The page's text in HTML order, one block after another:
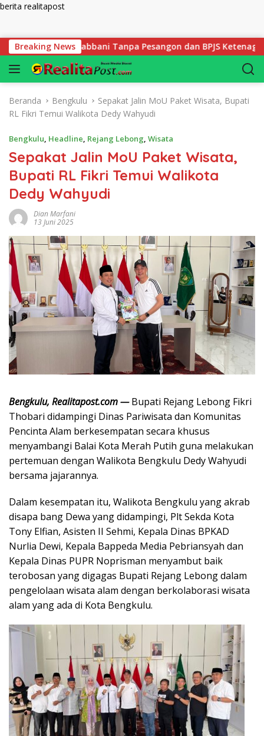
berita realitapost
Breaking News
SDIT Rabbani Tanpa Pesangon dan BPJS Ketenagakerjaan
Beranda Bengkulu
Sepakat Jalin MoU Paket Wisata, Bupati
RL Fikri Temui Walikota Dedy Wahyudi
Bengkulu, Headline, Rejang Lebong, Wisata
Sepakat Jalin MoU Paket Wisata,
Bupati RL Fikri Temui Walikota
Dedy Wahyudi
Dian Marfani
13 Juni 2025
Bengkulu, Realitapost.com —Bupati Rejang Lebong Fikri
Thobari didampingi Dinas Pariwisata dan Komunitas
Pencinta Alam berkesempatan secara khusus
menyambangi Balai Kota Merah Putih guna melakukan
pertemuan dengan Walikota Bengkulu Dedy Wahyudi
bersama jajarannya.
Dalam kesempatan itu, Walikota Bengkulu yang akrab
disapa bang Dewa yang didampingi, Plt Sekda Kota
Tony Elfian, Asisten II Sehmi, Kepala Dinas BPKAD
Nurlia Dewi, Kepala Bappeda Media Pebriansyah dan
Kepala Dinas PUPR Noprisman menyambut baik
terobosan yang digagas Bupati Rejang Lebong dalam
pengelolaan wisata alam dengan berkolaborasi wisata
alam yang ada di Kota Bengkulu.